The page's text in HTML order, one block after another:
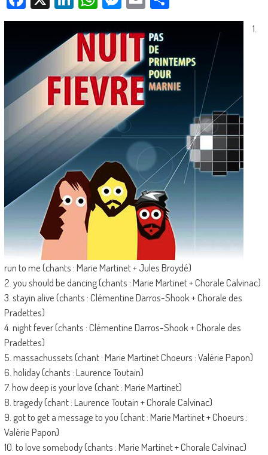
1.
run to me (chants : Marie Martinet + Jules Broydé)
2. you should be dancing (chants : Marie Martinet + Chorale Calvinac)
3. stayin alive (chants : Clémentine Darros-Shook + Chorale des
Pradettes)
4. night fever (chants : Clémentine Darros-Shook + Chorale des
Pradettes)
5. massachussets (chant : Marie Martinet Choeurs : Valérie Papon)
6. holiday (chants : Laurence Toutain)
7. how deep is your love (chant : Marie Martinet)
8. tragedy (chant : Laurence Toutain + Chorale Calvinac)
9. got to get a message to you (chant : Marie Martinet + Choeurs :
Valérie Papon)
10. to love somebody (chants : Marie Martinet + Chorale Calvinac)